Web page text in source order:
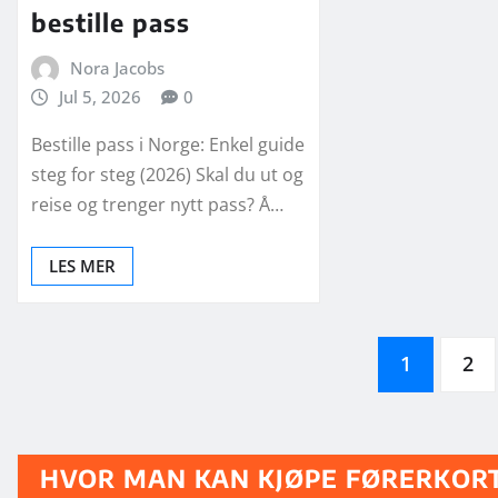
bestille pass
Nora Jacobs
Jul 5, 2026
0
Bestille pass i Norge: Enkel guide
steg for steg (2026) Skal du ut og
reise og trenger nytt pass? Å…
LES MER
1 2
HVOR MAN KAN KJØPE